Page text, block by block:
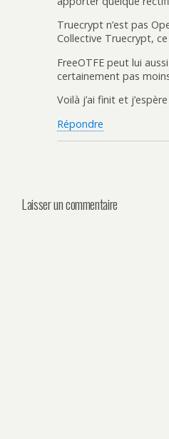
Truecrypt n’est pas
Collective Truecrypt,
FreeOTFE peut lui
certainement pas
Voilà j’ai finit et
Répondre
Laisser un commentaire